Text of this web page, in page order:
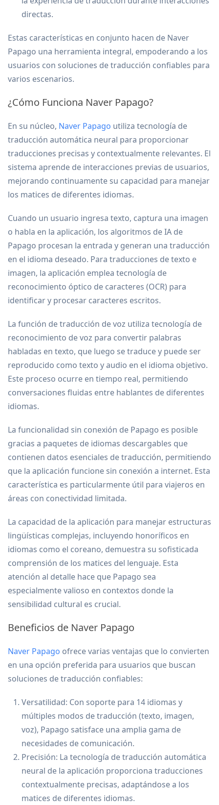
directas.
Estas características en conjunto hacen de Naver
Papago una herramienta integral, empoderando a los
usuarios con soluciones de traducción confiables para
varios escenarios.
¿Cómo Funciona Naver Papago?
En su núcleo, Naver Papago utiliza tecnología de
traducción automática neural para proporcionar
traducciones precisas y contextualmente relevantes. El
sistema aprende de interacciones previas de usuarios,
mejorando continuamente su capacidad para manejar
los matices de diferentes idiomas.
Cuando un usuario ingresa texto, captura una imagen
o habla en la aplicación, los algoritmos de IA de
Papago procesan la entrada y generan una traducción
en el idioma deseado. Para traducciones de texto e
imagen, la aplicación emplea tecnología de
reconocimiento óptico de caracteres (OCR) para
identificar y procesar caracteres escritos.
La función de traducción de voz utiliza tecnología de
reconocimiento de voz para convertir palabras
habladas en texto, que luego se traduce y puede ser
reproducido como texto y audio en el idioma objetivo.
Este proceso ocurre en tiempo real, permitiendo
conversaciones fluidas entre hablantes de diferentes
idiomas.
La funcionalidad sin conexión de Papago es posible
gracias a paquetes de idiomas descargables que
contienen datos esenciales de traducción, permitiendo
que la aplicación funcione sin conexión a internet. Esta
característica es particularmente útil para viajeros en
áreas con conectividad limitada.
La capacidad de la aplicación para manejar estructuras
lingüísticas complejas, incluyendo honoríficos en
idiomas como el coreano, demuestra su sofisticada
comprensión de los matices del lenguaje. Esta
atención al detalle hace que Papago sea
especialmente valioso en contextos donde la
sensibilidad cultural es crucial.
Beneficios de Naver Papago
Naver Papago ofrece varias ventajas que lo convierten
en una opción preferida para usuarios que buscan
soluciones de traducción confiables:
Versatilidad: Con soporte para 14 idiomas y
múltiples modos de traducción (texto, imagen,
voz), Papago satisface una amplia gama de
necesidades de comunicación.
Precisión: La tecnología de traducción automática
neural de la aplicación proporciona traducciones
contextualmente precisas, adaptándose a los
matices de diferentes idiomas.